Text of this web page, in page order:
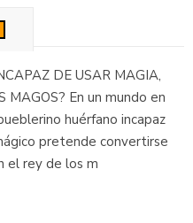
DE USAR MAGIA,
MAGOS? En un mundo en
huérfano incapaz
pretende convertirse
el rey de los m